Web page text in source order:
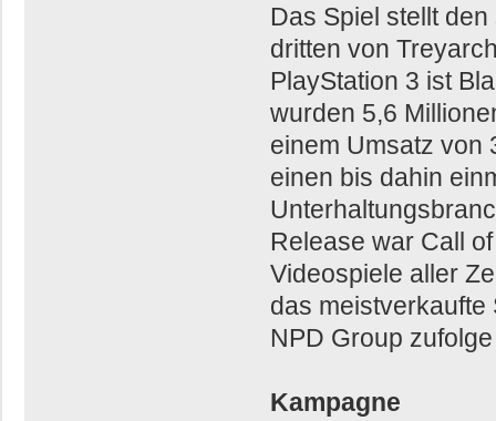
Das Spiel stellt
dritten von
PlayStation 3 ist
wurden 5,6
einem Umsatz von
einen bis dahin
Release war Call
Videospiele aller
das
NPD Group
Kampagne